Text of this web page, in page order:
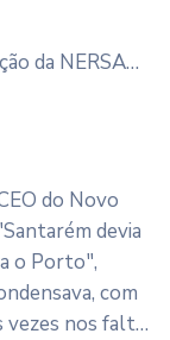
Presidente da Direção da NERSANT
do Novo
devia
o Porto",
com
vezes nos falta